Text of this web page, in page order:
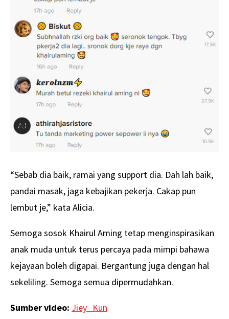
“Sebab dia baik, ramai yang support dia. Dah lah baik,
pandai masak, jaga kebajikan pekerja. Cakap pun
lembut je,” kata Alicia.
Semoga sosok Khairul Aming tetap menginspirasikan
anak muda untuk terus percaya pada mimpi bahawa
kejayaan boleh digapai. Bergantung juga dengan hal
sekeliling. Semoga semua dipermudahkan.
Sumber video: Jiey_Kun